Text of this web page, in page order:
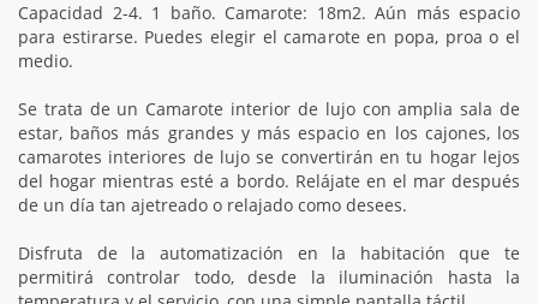
Capacidad 2-4. 1 baño. Camarote: 18m2. Aún más espacio
para estirarse. Puedes elegir el camarote en popa, proa o el
medio.
Se trata de un Camarote interior de lujo con amplia sala de
estar, baños más grandes y más espacio en los cajones, los
camarotes interiores de lujo se convertirán en tu hogar lejos
del hogar mientras esté a bordo. Relájate en el mar después
de un día tan ajetreado o relajado como desees.
Disfruta de la automatización en la habitación que te
permitirá controlar todo, desde la iluminación hasta la